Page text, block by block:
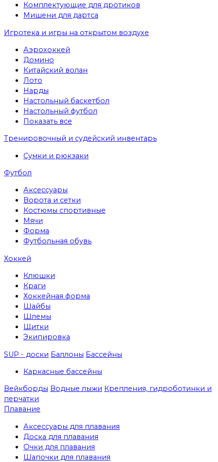
Комплектующие для дротиков
Мишени для дартса
Игротека и игры на открытом воздухе
Аэрохоккей
Домино
Китайский волан
Лото
Нарды
Настольный баскетбол
Настольный футбол
Показать все
Тренировочный и судейский инвентарь
Сумки и рюкзаки
Футбол
Аксессуары
Ворота и сетки
Костюмы спортивные
Мячи
Форма
Футбольная обувь
Хоккей
Клюшки
Краги
Хоккейная форма
Шайбы
Шлемы
Щитки
Экипировка
SUP - доски Баллоны Бассейны
Каркасные бассейны
Вейкборды Водные лыжи Крепления, гидроботинки и
перчатки
Плавание
Аксессуары для плавания
Доска для плавания
Очки для плавания
Шапочки для плавания